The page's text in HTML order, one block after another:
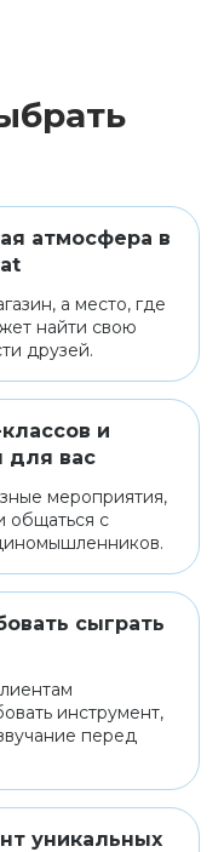
атмосфера в
а место, где
найти свою
друзей.
и
для вас
мероприятия,
общаться с
сыграть
инструмент,
перед
уникальных